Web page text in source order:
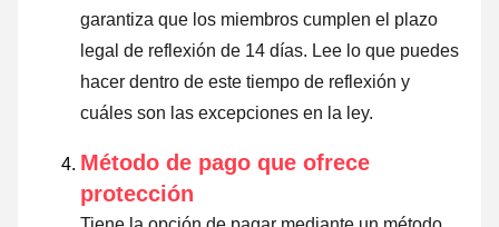
garantiza que los miembros cumplen el plazo
legal de reflexión de 14 días. Lee lo que puedes
hacer dentro de este tiempo de reflexión y
cuáles son las excepciones en la ley.
Método de pago que ofrece
protección